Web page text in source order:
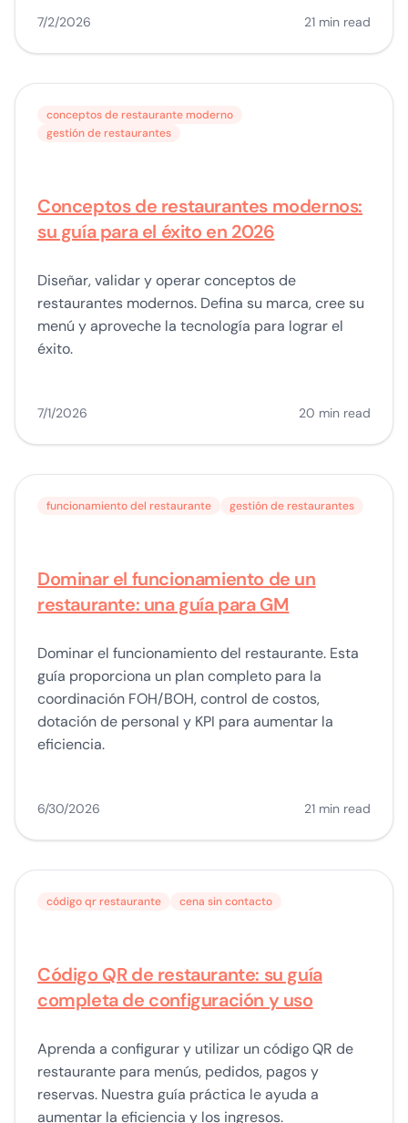
7/2/2026 21 min read
conceptos de restaurante moderno
gestión de restaurantes
Conceptos de restaurantes modernos:
su guía para el éxito en 2026
Diseñar, validar y operar conceptos de
restaurantes modernos. Defina su marca, cree su
menú y aproveche la tecnología para lograr el
éxito.
7/1/2026 20 min read
funcionamiento del restaurante gestión de restaurantes
Dominar el funcionamiento de un
restaurante: una guía para GM
Dominar el funcionamiento del restaurante. Esta
guía proporciona un plan completo para la
coordinación FOH/BOH, control de costos,
dotación de personal y KPI para aumentar la
eficiencia.
6/30/2026 21 min read
código qr restaurante cena sin contacto
Código QR de restaurante: su guía
completa de configuración y uso
Aprenda a configurar y utilizar un código QR de
restaurante para menús, pedidos, pagos y
reservas. Nuestra guía práctica le ayuda a
aumentar la eficiencia y los ingresos.